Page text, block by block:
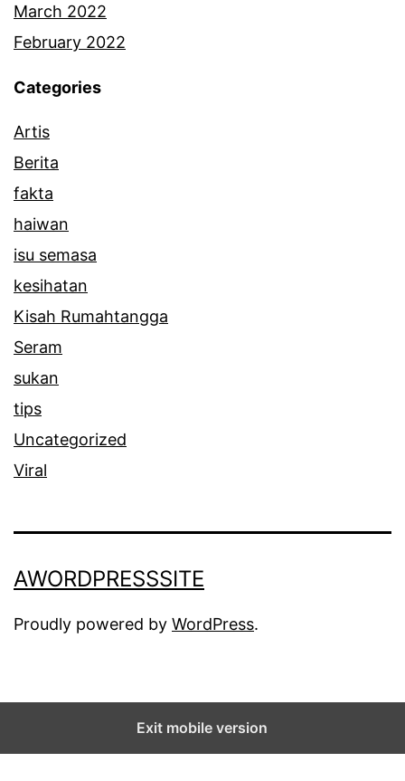
March 2022
February 2022
Categories
Artis
Berita
fakta
haiwan
isu semasa
kesihatan
Kisah Rumahtangga
Seram
sukan
tips
Uncategorized
Viral
AWORDPRESSSITE
Proudly powered by WordPress.
Exit mobile version